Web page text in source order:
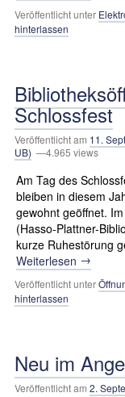
Veröffentlicht unter
hinterlassen
Schlossfest
Veröffentlicht am 11.
UB) —4.965 views
Am Tag des
bleiben in diesem
gewohnt geöffnet.
(Hasso-Plattner-
kurze Ruhestörung
Weiterlesen →
Veröffentlicht unter
hinterlassen
Neu im
Veröffentlicht am 2.